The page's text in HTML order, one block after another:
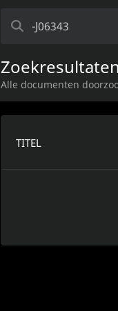
Zoekresultaten
Alle documenten
TITEL